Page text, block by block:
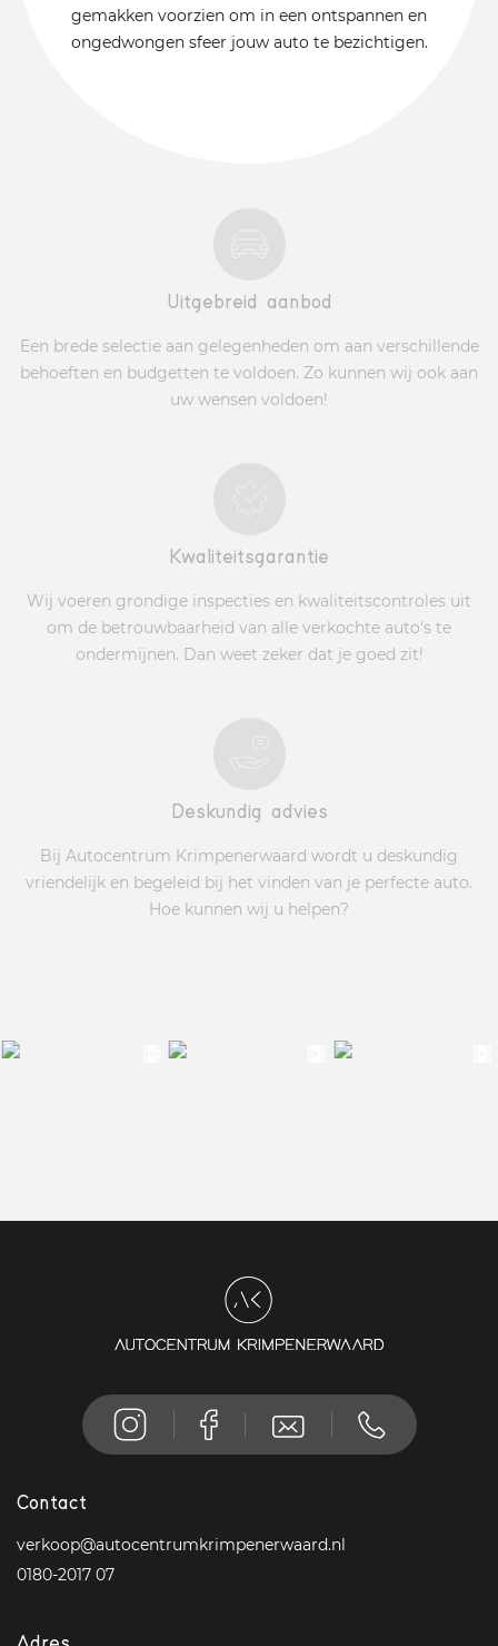
gemakken voorzien om in een ontspannen en
ongedwongen sfeer jouw auto te bezichtigen.
Uitgebreid aanbod
Een brede selectie aan gelegenheden om aan verschillende
behoeften en budgetten te voldoen. Zo kunnen wij ook aan
uw wensen voldoen!
Kwaliteitsgarantie
Wij voeren grondige inspecties en kwaliteitscontroles uit
om de betrouwbaarheid van alle verkochte auto's te
ondermijnen. Dan weet zeker dat je goed zit!
Deskundig advies
Bij Autocentrum Krimpenerwaard wordt u deskundig
vriendelijk en begeleid bij het vinden van je perfecte auto.
Hoe kunnen wij u helpen?
Contact
verkoop@autocentrumkrimpenerwaard.nl
0180-2017 07